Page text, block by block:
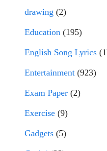
drawing (2)
Education (195)
English Song Lyrics
Entertainment (923)
Exam Paper (2)
Exercise (9)
Gadgets (5)